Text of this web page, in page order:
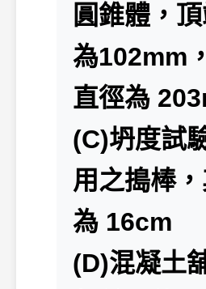
圓錐體，
為102mm
直徑為
(C)坍度試
用之搗棒
為 16cm
(D)混凝土